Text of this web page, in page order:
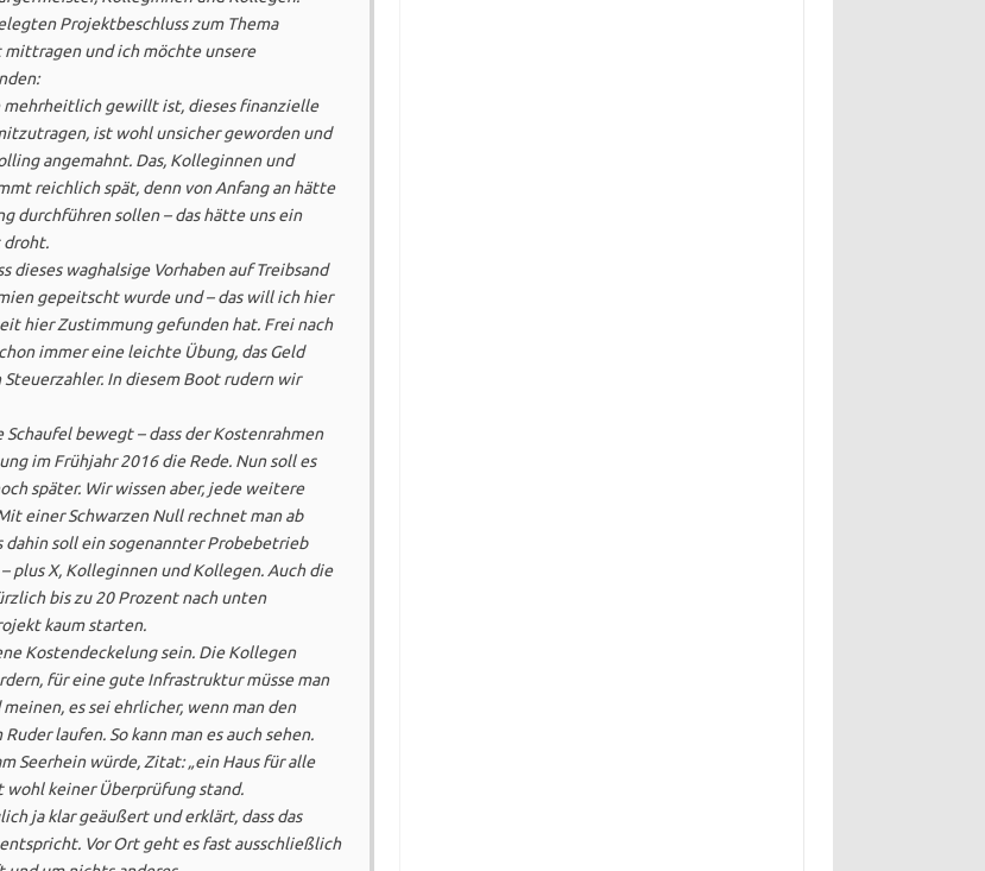
Projektbeschluss zum Thema
mittragen und ich möchte unsere
mehrheitlich gewillt ist, dieses finanzielle
ist wohl unsicher geworden und
angemahnt. Das, Kolleginnen und
reichlich spät, denn von Anfang an hätte
durchführen sollen – das hätte uns ein
droht.
dieses waghalsige Vorhaben auf Treibsand
gepeitscht wurde und – das will ich hier
hier Zustimmung gefunden hat. Frei nach
immer eine leichte Übung, das Geld
Steuerzahler. In diesem Boot rudern wir
bewegt – dass der Kostenrahmen
im Frühjahr 2016 die Rede. Nun soll es
später. Wir wissen aber, jede weitere
einer Schwarzen Null rechnet man ab
dahin soll ein sogenannter Probebetrieb
plus X, Kolleginnen und Kollegen. Auch die
bis zu 20 Prozent nach unten
kaum starten.
Kostendeckelung sein. Die Kollegen
für eine gute Infrastruktur müsse man
es sei ehrlicher, wenn man den
laufen. So kann man es auch sehen.
Seerhein würde, Zitat: „ein Haus für alle
wohl keiner Überprüfung stand.
ja klar geäußert und erklärt, dass das
Vor Ort geht es fast ausschließlich